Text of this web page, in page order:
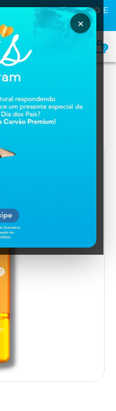
O CUPOMMAFRA10 E
0
×